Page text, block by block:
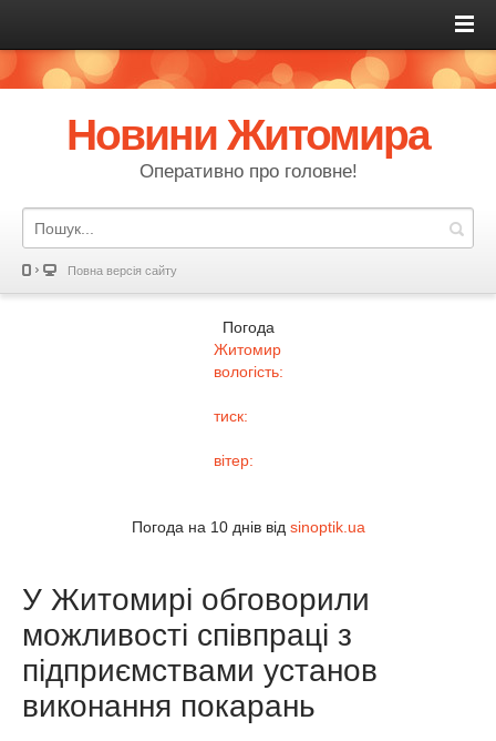
Новини Житомира
Оперативно про головне!
Повна версія сайту
Погода
Житомир
вологість:
тиск:
вітер:
Погода на 10 днів від sinoptik.ua
У Житомирі обговорили
можливості співпраці з
підприємствами установ
виконання покарань